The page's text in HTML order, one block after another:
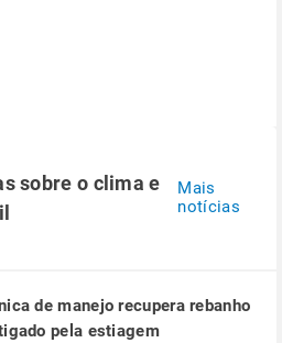
sobre o clima e
Mais
notícias
de manejo recupera rebanho
pela estiagem